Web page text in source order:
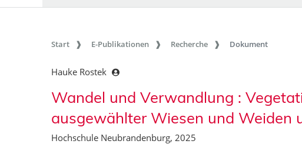
Start E-Publikationen Recherche Dokument
Hauke Rostek
Wandel und Verwandlung :
ausgewählter Wiesen und Weiden
Hochschule Neubrandenburg, 2025